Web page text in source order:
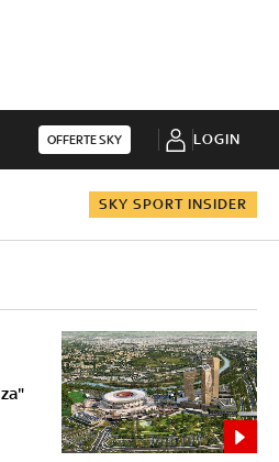
OFFERTE SKY LOGIN
SKY SPORT INSIDER